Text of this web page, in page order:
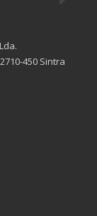
450 Sintra